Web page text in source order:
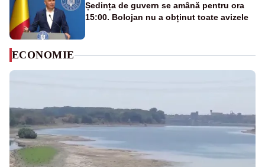
Ședința de guvern se amână pentru ora
15:00. Bolojan nu a obținut toate avizele
ECONOMIE